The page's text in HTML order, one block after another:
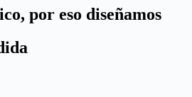
por eso diseñamos